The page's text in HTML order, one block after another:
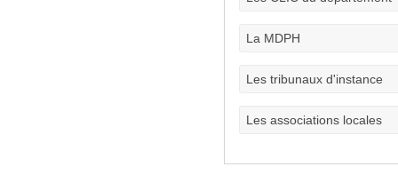
La MDPH
Les tribunaux d'instance
Les associations locales